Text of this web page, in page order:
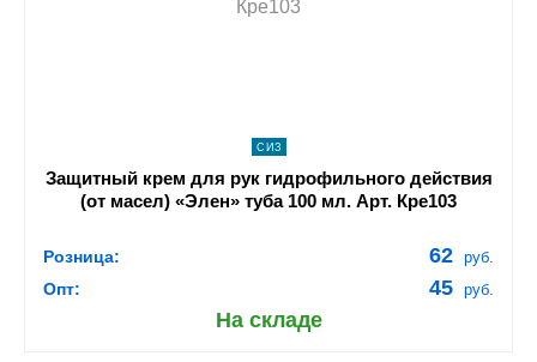
ПОДРОБНЕЕ
СИЗ
Защитный крем для рук гидрофильного действия
(от масел) «Элен» туба 100 мл. Арт. Кре103
Розница: 62 руб.
Опт: 45 руб.
На складе